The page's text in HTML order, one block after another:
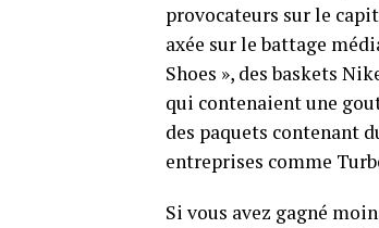
provocateurs sur le
axée sur le battage
Shoes », des baskets
qui contenaient une
des paquets contenant
entreprises comme
Si vous avez gagné